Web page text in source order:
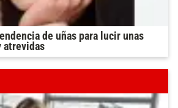
de uñas para lucir unas
atrevidas